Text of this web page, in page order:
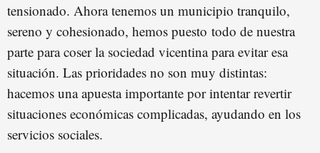
tensionado. Ahora tenemos un municipio tranquilo,
sereno y cohesionado, hemos puesto todo de nuestra
parte para coser la sociedad vicentina para evitar esa
situación. Las prioridades no son muy distintas:
hacemos una apuesta importante por intentar revertir
situaciones económicas complicadas, ayudando en los
servicios sociales.